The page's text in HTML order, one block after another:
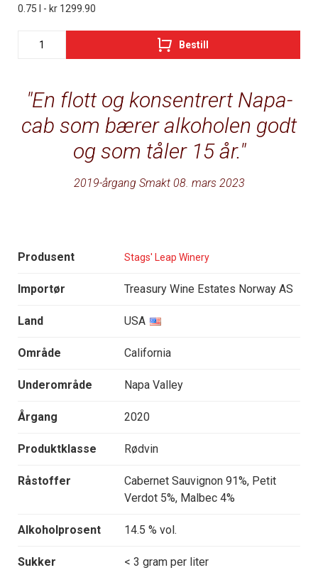
En flott og konsentrert Napa-
cab som bærer alkoholen godt
og som tåler 15 år.
2019-årgang Smakt 08. mars 2023
Produsent Stags' Leap Winery
Importør Treasury Wine Estates Norway AS
Land USA
Område California
Underområde Napa Valley
Årgang 2020
Produktklasse Rødvin
Råstoffer
Cabernet Sauvignon 91%, Petit
Verdot 5%, Malbec 4%
Alkoholprosent 14.5 % vol.
Sukker < 3 gram per liter
0.75 l - kr 1299.90
Bestill